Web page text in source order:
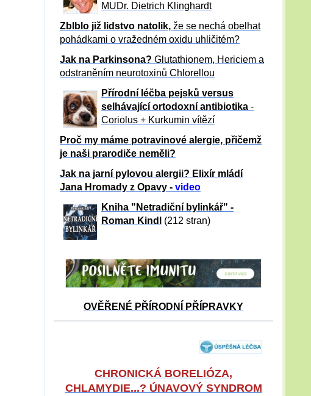
MUDr. Dietrich Klinghardt
Zblblo již lidstvo natolik, že se nechá obelhat
pohádkami o vražedném oxidu uhličitém?
Jak na Parkinsona? Glutathionem, Hericiem a
odstraněním neurotoxinů Chlorellou
Přírodní léčba pejsků versus
selhávající ortodoxní antibiotika -
Coriolus + Kurkumin vítězí
Proč my máme potravinové alergie, přičemž
je naši prarodiče neměli?
Jak na jarní pylovou alergii? Elixír mládí
Jana Hromady z Opavy - video
Kniha "Netradiční bylinkář" -
Roman Kindl
(212 stran)
OVĚŘENÉ PŘÍRODNÍ PŘÍPRAVKY
CHRONICKÁ BORELIÓZA,
CHLAMYDIE...? ÚNAVOVÝ SYNDROM